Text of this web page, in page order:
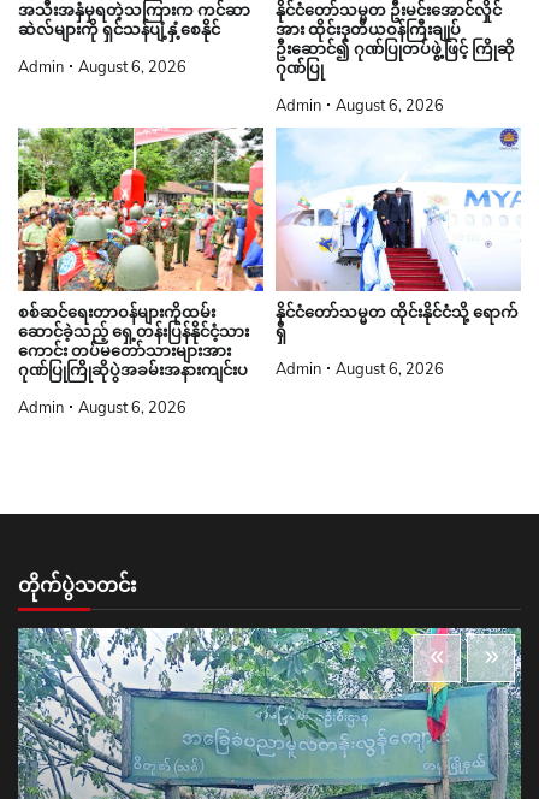
အသီးအနှံမှရတဲ့သကြားက ကင်ဆာ
ဆဲလ်များကို ရှင်သန်ပျံ့နှံ့စေနိုင်
Admin August 6, 2026
နိုင်ငံတော်သမ္မတ ဦးမင်းအောင်လှိုင်
အား ထိုင်းဒုတိယဝန်ကြီးချုပ်
ဦးဆောင်၍ ဂုဏ်ပြုတပ်ဖွဲ့ဖြင့် ကြိုဆို
ဂုဏ်ပြု
Admin August 6, 2026
စစ်ဆင်ရေးတာဝန်များကိုထမ်း
ဆောင်ခဲ့သည့် ရှေ့တန်းပြန်နိုင်ငံ့သား
ကောင်း တပ်မတော်သားများအား
ဂုဏ်ပြုကြိုဆိုပွဲအခမ်းအနားကျင်းပ
Admin August 6, 2026
နိုင်ငံတော်သမ္မတ ထိုင်းနိုင်ငံသို့ ရောက်
ရှိ
Admin August 6, 2026
တိုက်ပွဲသတင်း